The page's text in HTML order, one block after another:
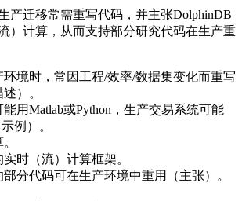
产迁移常需重写代码，并主张DolphinDB
）计算，从而支持部分研究代码在生产重
境时，常因工程/效率/数据集变化而重写
）。
用Matlab或Python，生产交易系统可能
例）。
时（流）计算框架。
分代码可在生产环境中重用（主张）。